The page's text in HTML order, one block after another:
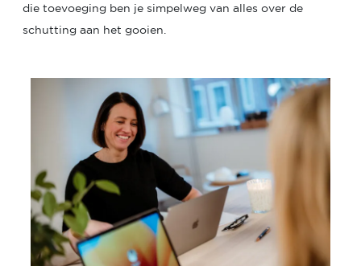
die toevoeging ben je simpelweg van alles over de
schutting aan het gooien.